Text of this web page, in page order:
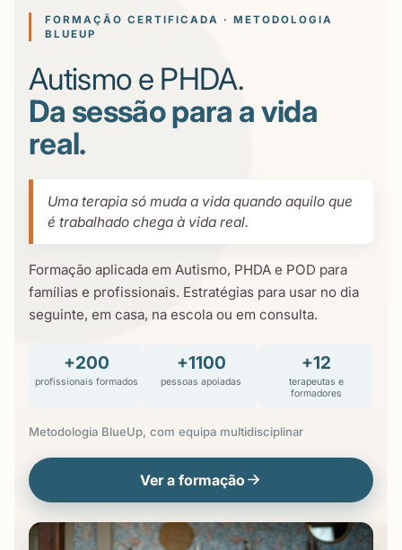
FORMAÇÃO CERTIFICADA · METODOLOGIA
BLUEUP
Autismo e PHDA.
Da sessão para a vida
real.
Uma terapia só muda a vida quando aquilo que
é trabalhado chega à vida real.
Formação aplicada em Autismo, PHDA e POD para
famílias e profissionais. Estratégias para usar no dia
seguinte, em casa, na escola ou em consulta.
+200
profissionais formados
+1100
pessoas apoiadas
+12
terapeutas e
formadores
Metodologia BlueUp, com equipa multidisciplinar
Ver a formação